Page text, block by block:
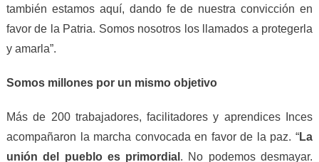
también estamos aquí, dando fe de nuestra convicción en
favor de la Patria. Somos nosotros los llamados a protegerla
y amarla”.
Somos millones por un mismo objetivo
Más de 200 trabajadores, facilitadores y aprendices Inces
acompañaron la marcha convocada en favor de la paz. “La
unión del pueblo es primordial . No podemos desmayar.